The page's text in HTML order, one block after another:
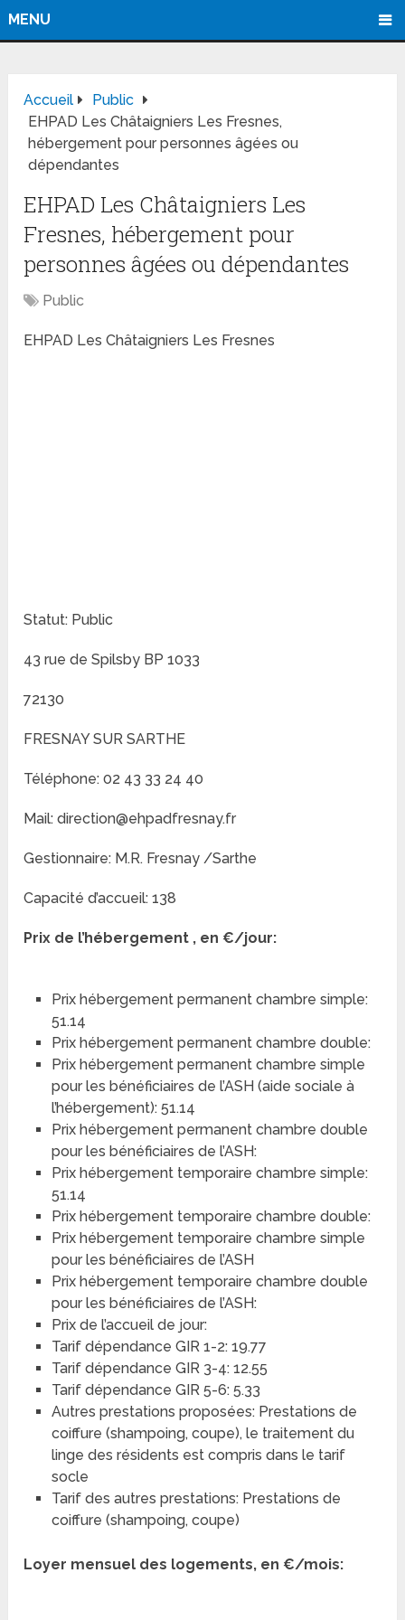
MENU
Accueil
Public
EHPAD Les Châtaigniers Les Fresnes,
hébergement pour personnes âgées ou
dépendantes
EHPAD Les Châtaigniers Les
Fresnes, hébergement pour
personnes âgées ou dépendantes
Public
EHPAD Les Châtaigniers Les Fresnes
Statut: Public
43 rue de Spilsby BP 1033
72130
FRESNAY SUR SARTHE
Téléphone: 02 43 33 24 40
Mail: direction@ehpadfresnay.fr
Gestionnaire: M.R. Fresnay /Sarthe
Capacité d’accueil: 138
Prix de l’hébergement , en €/jour:
Prix hébergement permanent chambre simple:
51.14
Prix hébergement permanent chambre double:
Prix hébergement permanent chambre simple
pour les bénéficiaires de l’ASH (aide sociale à
l’hébergement): 51.14
Prix hébergement permanent chambre double
pour les bénéficiaires de l’ASH:
Prix hébergement temporaire chambre simple:
51.14
Prix hébergement temporaire chambre double:
Prix hébergement temporaire chambre simple
pour les bénéficiaires de l’ASH
Prix hébergement temporaire chambre double
pour les bénéficiaires de l’ASH:
Prix de l’accueil de jour:
Tarif dépendance GIR 1-2: 19.77
Tarif dépendance GIR 3-4: 12.55
Tarif dépendance GIR 5-6: 5.33
Autres prestations proposées: Prestations de
coiffure (shampoing, coupe), le traitement du
linge des résidents est compris dans le tarif
socle
Tarif des autres prestations: Prestations de
coiffure (shampoing, coupe)
Loyer mensuel des logements, en €/mois: